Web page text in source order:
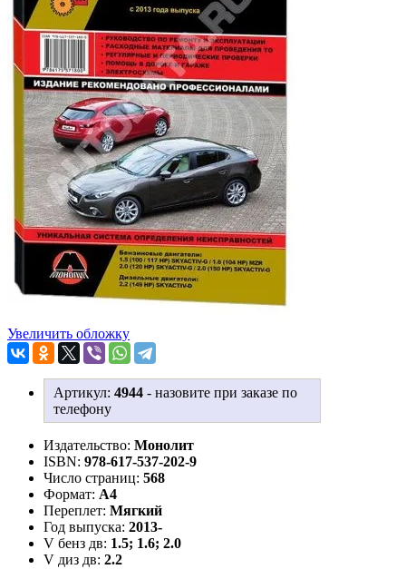
Увеличить обложку
Артикул: 4944 - назовите при заказе по
телефону
Издательство: Монолит
ISBN: 978-617-537-202-9
Число страниц: 568
Формат: А4
Переплет: Мягкий
Год выпуска: 2013-
V бенз дв: 1.5; 1.6; 2.0
V диз дв: 2.2